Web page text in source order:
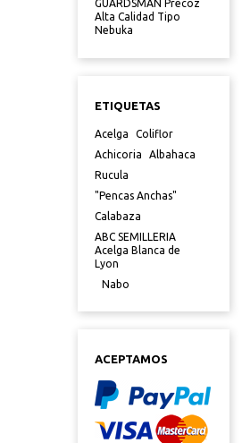
GUARDSMAN Precoz
Alta Calidad Tipo
Nebuka
ETIQUETAS
Acelga
Coliflor
Achicoria
Albahaca
Rucula
"Pencas Anchas"
Calabaza
ABC SEMILLERIA
Acelga Blanca de
Lyon
Nabo
ACEPTAMOS